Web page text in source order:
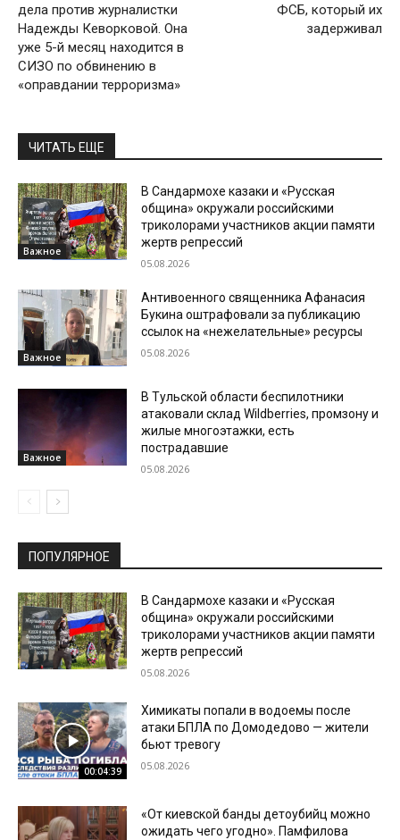
дела против журналистки
Надежды Кеворковой. Она
уже 5-й месяц находится в
СИЗО по обвинению в
«оправдании терроризма»
ФСБ, который их
задерживал
ЧИТАТЬ ЕЩЕ
Важное
В Сандармохе казаки и «Русская
община» окружали российскими
триколорами участников акции памяти
жертв репрессий
05.08.2026
Важное
Антивоенного священника Афанасия
Букина оштрафовали за публикацию
ссылок на «нежелательные» ресурсы
05.08.2026
Важное
В Тульской области беспилотники
атаковали склад Wildberries, промзону и
жилые многоэтажки, есть
пострадавшие
05.08.2026
ПОПУЛЯРНОЕ
В Сандармохе казаки и «Русская
община» окружали российскими
триколорами участников акции памяти
жертв репрессий
05.08.2026
00:04:39
Химикаты попали в водоемы после
атаки БПЛА по Домодедово — жители
бьют тревогу
05.08.2026
«От киевской банды детоубийц можно
ожидать чего угодно». Памфилова